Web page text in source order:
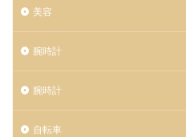
美容
腕時計
腕時計
自転車